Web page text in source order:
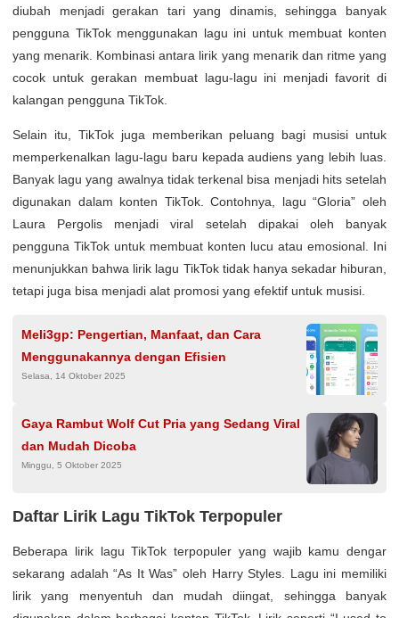
diubah menjadi gerakan tari yang dinamis, sehingga banyak
pengguna TikTok menggunakan lagu ini untuk membuat konten
yang menarik. Kombinasi antara lirik yang menarik dan ritme yang
cocok untuk gerakan membuat lagu-lagu ini menjadi favorit di
kalangan pengguna TikTok.
Selain itu, TikTok juga memberikan peluang bagi musisi untuk
memperkenalkan lagu-lagu baru kepada audiens yang lebih luas.
Banyak lagu yang awalnya tidak terkenal bisa menjadi hits setelah
digunakan dalam konten TikTok. Contohnya, lagu “Gloria” oleh
Laura Pergolis menjadi viral setelah dipakai oleh banyak
pengguna TikTok untuk membuat konten lucu atau emosional. Ini
menunjukkan bahwa lirik lagu TikTok tidak hanya sekadar hiburan,
tetapi juga bisa menjadi alat promosi yang efektif untuk musisi.
Meli3gp: Pengertian, Manfaat, dan Cara
Menggunakannya dengan Efisien
Selasa, 14 Oktober 2025
Gaya Rambut Wolf Cut Pria yang Sedang Viral
dan Mudah Dicoba
Minggu, 5 Oktober 2025
Daftar Lirik Lagu TikTok Terpopuler
Beberapa lirik lagu TikTok terpopuler yang wajib kamu dengar
sekarang adalah “As It Was” oleh Harry Styles. Lagu ini memiliki
lirik yang menyentuh dan mudah diingat, sehingga banyak